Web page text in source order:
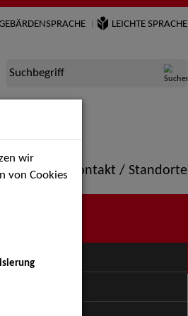
LEICHTE SPRACHE
Suchbegriff
Portfolio Kontakt / Standorte
wir
von Cookies